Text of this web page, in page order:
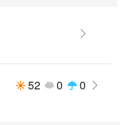
52 0 0